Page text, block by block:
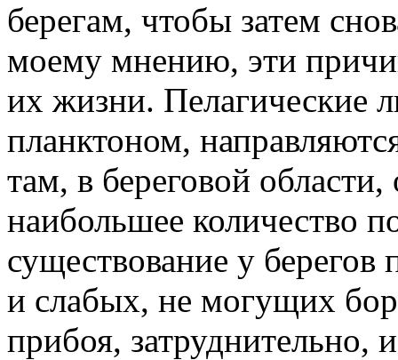
берегам, чтобы затем
моему мнению, эти
их жизни. Пелагические
планктоном,
там, в береговой
наибольшее количество
существование у
и слабых, не могущих
прибоя,